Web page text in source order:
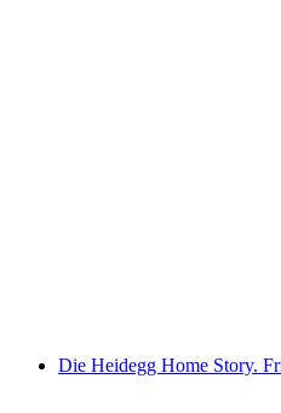
Die Heidegg Home Story.